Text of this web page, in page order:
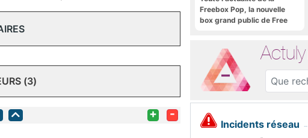
(3)
+ -
Freebox Pop, la nouvelle
box grand public de Free
Actuly
Incidents réseau